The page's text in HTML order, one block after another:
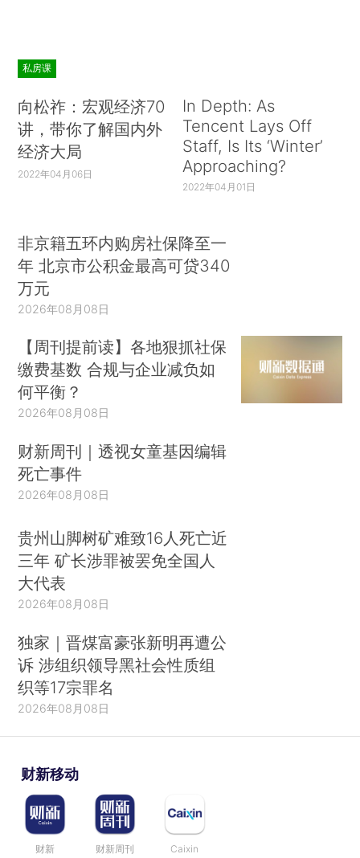
私房课
向松祚：宏观经济70
讲，带你了解国内外
经济大局
2022年04月06日
In Depth: As
Tencent Lays Off
Staff, Is Its ‘Winter’
Approaching?
2022年04月01日
非京籍五环内购房社保降至一
年 北京市公积金最高可贷340
万元
2026年08月08日
【周刊提前读】各地狠抓社保
缴费基数 合规与企业减负如
何平衡？
2026年08月08日
财新周刊｜透视女童基因编辑
死亡事件
2026年08月08日
贵州山脚树矿难致16人死亡近
三年 矿长涉罪被罢免全国人
大代表
2026年08月08日
独家｜晋煤富豪张新明再遭公
诉 涉组织领导黑社会性质组
织等17宗罪名
2026年08月08日
财新移动
财新 财新周刊 Caixin